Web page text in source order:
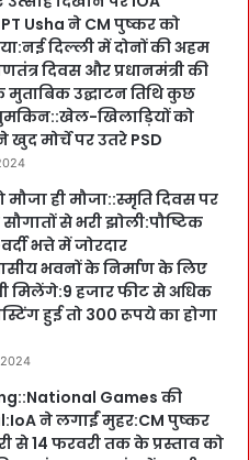
Usha ने CM पुष्कर को
दिल्ली में दोनों की अहम
दिवस और प्रधानमंत्री की
उद्घाटन तिथि कुछ
खिलाड़ियों को
खुद मोर्चे पर उतरे PSD
मौजा ही मौजा::स्मृति दिवस पर
से भरी झोली:पौष्टिक
भत्ते में जोरदार
भवनों के निर्माण के लिए
मिलेंगे:9 हजार फीट से अधिक
हुई तो 300 रूपये का होगा
Games की
ने लगाईं मुहर:CM पुष्कर
से 14 फरवरी तक के प्रस्ताव को